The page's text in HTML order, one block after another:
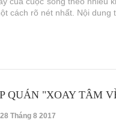
cách rõ nét nhất. Nội dung
QUÁN "XOAY TÂM
28 Tháng 8 2017